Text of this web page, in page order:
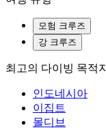
모험 크루즈
강 크루즈
최고의 다이빙 목적지
인도네시아
이집트
몰디브